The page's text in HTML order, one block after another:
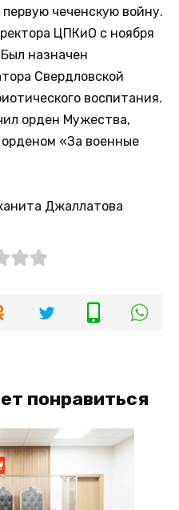
чеченскую войну.
ЦПКиО с ноября
назначен
Свердловской
воспитания.
орден Мужества,
«За военные
Джаллатова
понравиться